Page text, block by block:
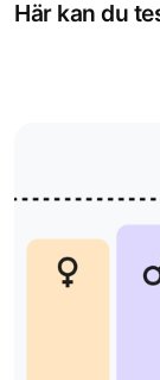
till att
Här kan du